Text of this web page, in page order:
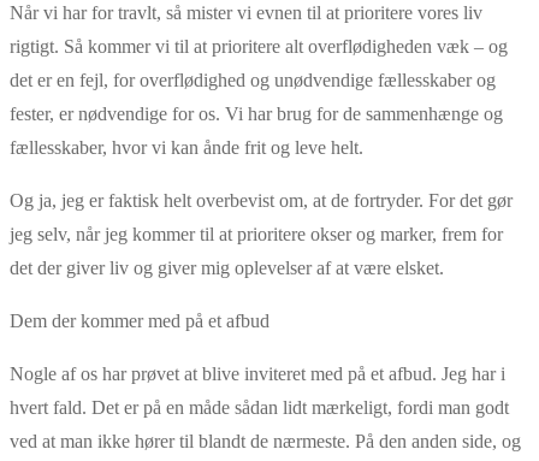
Når vi har for travlt, så mister vi evnen til at prioritere vores liv
rigtigt. Så kommer vi til at prioritere alt overflødigheden væk – og
det er en fejl, for overflødighed og unødvendige fællesskaber og
fester, er nødvendige for os. Vi har brug for de sammenhænge og
fællesskaber, hvor vi kan ånde frit og leve helt.
Og ja, jeg er faktisk helt overbevist om, at de fortryder. For det gør
jeg selv, når jeg kommer til at prioritere okser og marker, frem for
det der giver liv og giver mig oplevelser af at være elsket.
Dem der kommer med på et afbud
Nogle af os har prøvet at blive inviteret med på et afbud. Jeg har i
hvert fald. Det er på en måde sådan lidt mærkeligt, fordi man godt
ved at man ikke hører til blandt de nærmeste. På den anden side, og